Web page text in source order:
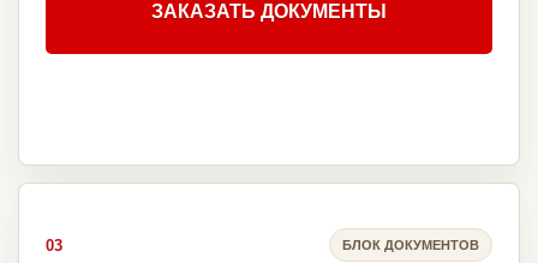
ЗАКАЗАТЬ ДОКУМЕНТЫ
03 БЛОК ДОКУМЕНТОВ